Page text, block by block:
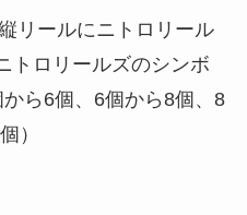
リールにニトロリール
トロリールズのシンボ
ら6個、6個から8個、8
）